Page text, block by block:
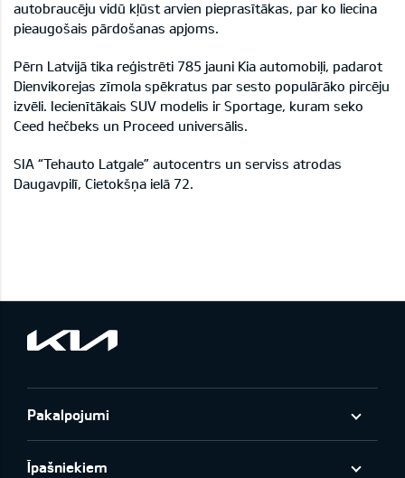
autobraucēju vidū kļūst arvien pieprasītākas, par ko liecina
pieaugošais pārdošanas apjoms.
Pērn Latvijā tika reģistrēti 785 jauni Kia automobiļi, padarot
Dienvikorejas zīmola spēkratus par sesto populārāko pircēju
izvēli. Iecienītākais SUV modelis ir Sportage, kuram seko
Ceed hečbeks un Proceed universālis.
SIA “Tehauto Latgale” autocentrs un serviss atrodas
Daugavpilī, Cietokšņa ielā 72.
Pakalpojumi
Īpašniekiem